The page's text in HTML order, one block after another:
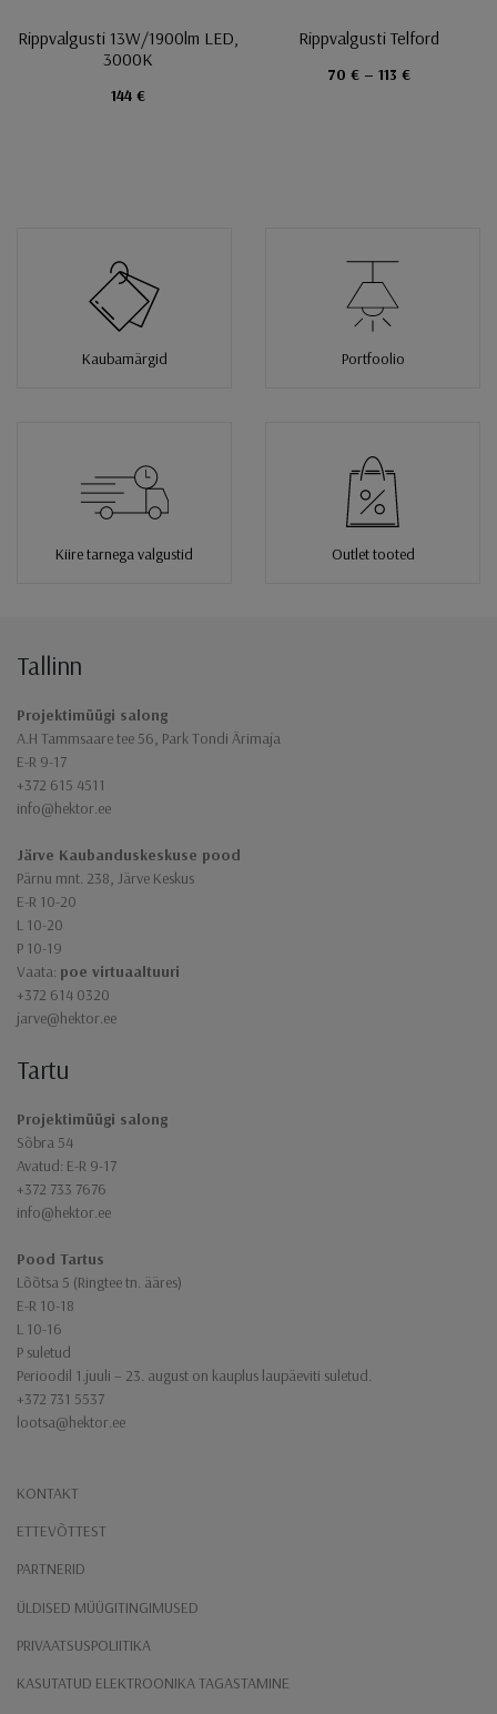
Rippvalgusti 13W/1900lm LED,
3000K
144 €
Rippvalgusti Telford
70 € – 113 €
Kaubamärgid Portfoolio
Kiire tarnega valgustid Outlet tooted
Jaluse navigatsioon
Tallinn
Projektimüügi salong
A.H Tammsaare tee 56, Park Tondi Ärimaja
E-R 9-17
+372 615 4511
info@hektor.ee
Järve Kaubanduskeskuse pood
Pärnu mnt. 238, Järve Keskus
E-R 10-20
L 10-20
P 10-19
Vaata: poe virtuaaltuuri
+372 614 0320
jarve@hektor.ee
Tartu
Projektimüügi salong
Sõbra 54
Avatud: E-R 9-17
+372 733 7676
info@hektor.ee
Pood Tartus
Lõõtsa 5 (Ringtee tn. ääres)
E-R 10-18
L 10-16
P suletud
Perioodil 1.juuli – 23. august on kauplus laupäeviti suletud.
+372 731 5537
lootsa@hektor.ee
KONTAKT
ETTEVÕTTEST
PARTNERID
ÜLDISED MÜÜGITINGIMUSED
PRIVAATSUSPOLIITIKA
KASUTATUD ELEKTROONIKA TAGASTAMINE